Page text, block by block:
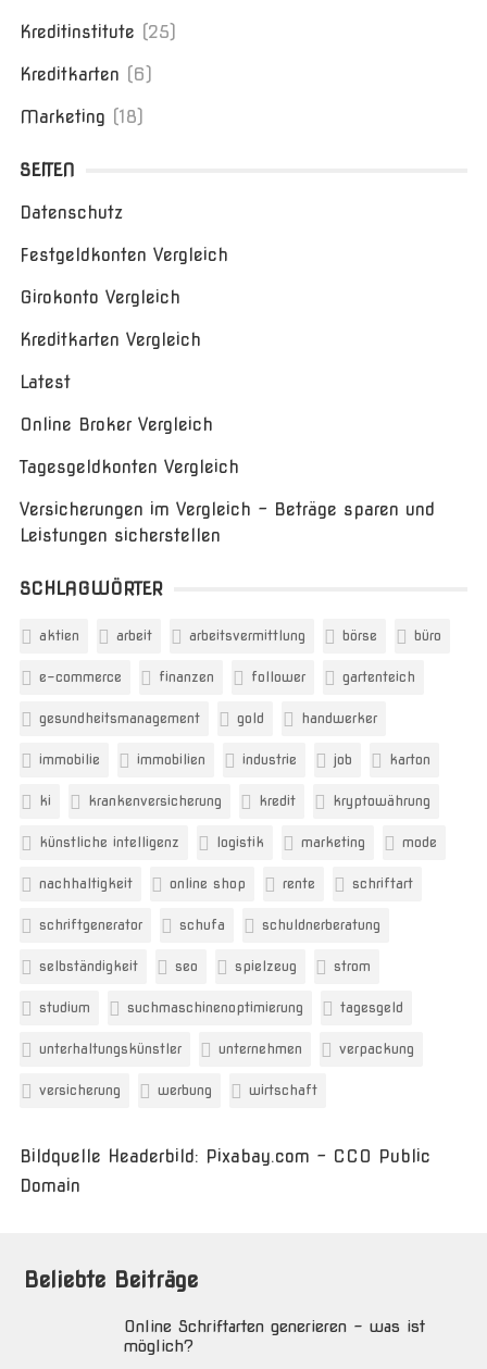
Kreditinstitute (25)
Kreditkarten (6)
Marketing (18)
SEITEN
Datenschutz
Festgeldkonten Vergleich
Girokonto Vergleich
Kreditkarten Vergleich
Latest
Online Broker Vergleich
Tagesgeldkonten Vergleich
Versicherungen im Vergleich – Beträge sparen und
Leistungen sicherstellen
SCHLAGWÖRTER
aktien arbeit arbeitsvermittlung börse büro
e-commerce finanzen follower gartenteich
gesundheitsmanagement gold handwerker
immobilie immobilien industrie job karton
ki krankenversicherung kredit kryptowährung
künstliche intelligenz logistik marketing mode
nachhaltigkeit online shop rente schriftart
schriftgenerator schufa schuldnerberatung
selbständigkeit seo spielzeug strom
studium suchmaschinenoptimierung tagesgeld
unterhaltungskünstler unternehmen verpackung
versicherung werbung wirtschaft
Bildquelle Headerbild: Pixabay.com - CC0 Public
Domain
Beliebte Beiträge
Online Schriftarten generieren – was ist
möglich?